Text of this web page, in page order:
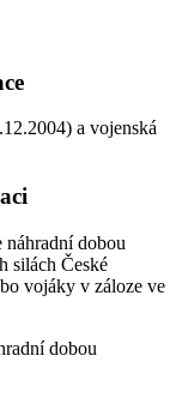
a vojenská
dobou
silách České
vojáky v záloze ve
dobou